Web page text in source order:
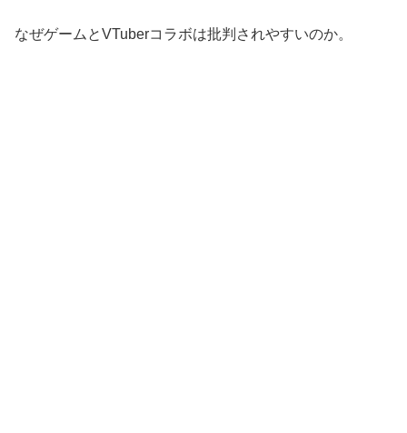
なぜゲームとVTuberコラボは批判されやすいのか。